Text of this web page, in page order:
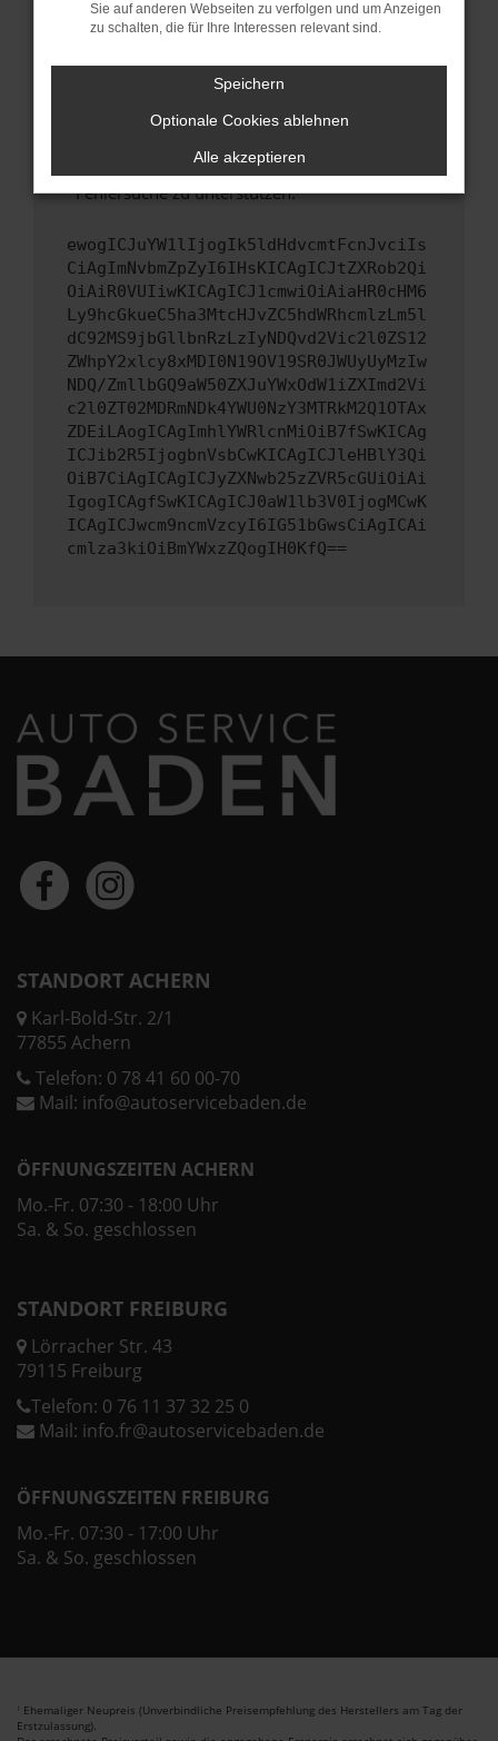
führen, dass bestimmte Funktionen nicht mehr
unterstützt werden.
Wende dich an den Webseitenbetreiber.
Wenn du alle oben genannten Schritte versucht
hast, kontaktiere uns bitte. Wir werden
uns diesen Text schicken, um uns bei der
Fehlersuche zu unterstützen:
ewogICJuYW1lIjogIk5ldHdvcmtFcnJvciIs
CiAgImNvbmZpZyI6IHsKICAgICJtZXRob2Qi
OiAiR0VUIiwKICAgICJ1cmwiOiAiaHR0cHM6
Ly9hcGkueC5ha3MtcHJvZC5hdWRhcmlzLm5l
dC92MS9jbGllbnRzLzIyNDQvd2Vic2l0ZS12
ZWhpY2xlcy8xMDI0N19OV19SR0JWUyUyMzIw
NDQ/ZmllbGQ9aW50ZXJuYWxOdW1iZXImd2Vi
c2l0ZT02MDRmNDk4YWU0NzY3MTRkM2Q1OTAx
ZDEiLAogICAgImhlYWRlcnMiOiB7fSwKICAg
ICJib2R5IjogbnVsbCwKICAgICJleHBlY3Qi
OiB7CiAgICAgICJyZXNwb25zZVR5cGUiOiAi
IgogICAgfSwKICAgICJ0aW1lb3V0IjogMCwK
ICAgICJwcm9ncmVzcyI6IG51bGwsCiAgICAi
cmlza3kiOiBmYWxzZQogIH0KfQ==
STANDORT ACHERN
Karl-Bold-Str. 2/1
77855 Achern
Telefon: 0 78 41 60 00-70
Mail: info@autoservicebaden.de
ÖFFNUNGSZEITEN ACHERN
Mo.-Fr. 07:30 - 18:00 Uhr
Sa. & So. geschlossen
STANDORT FREIBURG
Lörracher Str. 43
79115 Freiburg
Telefon: 0 76 11 37 32 25 0
Mail: info.fr@autoservicebaden.de
ÖFFNUNGSZEITEN FREIBURG
Mo.-Fr. 07:30 - 17:00 Uhr
Sa. & So. geschlossen
1 Ehemaliger Neupreis (Unverbindliche Preisempfehlung des Herstellers am Tag der
Erstzulassung).
Sie auf anderen Webseiten zu verfolgen und um Anzeigen
zu schalten, die für Ihre Interessen relevant sind.
Speichern
Optionale Cookies ablehnen
Alle akzeptieren